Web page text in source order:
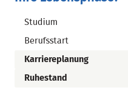
Studium
Berufsstart
Karriereplanung
Ruhestand